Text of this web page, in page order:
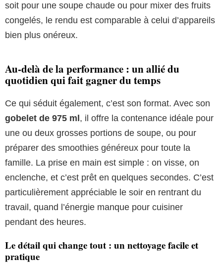
soit pour une soupe chaude ou pour mixer des fruits
congelés, le rendu est comparable à celui d’appareils
bien plus onéreux.
Au-delà de la performance : un allié du
quotidien qui fait gagner du temps
Ce qui séduit également, c’est son format. Avec son
gobelet de 975 ml , il offre la contenance idéale pour
une ou deux grosses portions de soupe, ou pour
préparer des smoothies généreux pour toute la
famille. La prise en main est simple : on visse, on
enclenche, et c’est prêt en quelques secondes. C’est
particulièrement appréciable le soir en rentrant du
travail, quand l’énergie manque pour cuisiner
pendant des heures.
Le détail qui change tout : un nettoyage facile et
pratique